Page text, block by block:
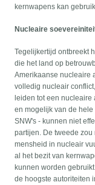
kernwapens kan
Nucleaire
Tegelijkertijd ontbreekt
die het land op
Amerikaanse nucleaire
volledig nucleair
leiden tot een nucleaire
en mogelijk van de
SNW's - kunnen niet
partijen. De tweede
mensheid in nucleair
al het bezit van
kunnen worden
de hoogste autoriteiten